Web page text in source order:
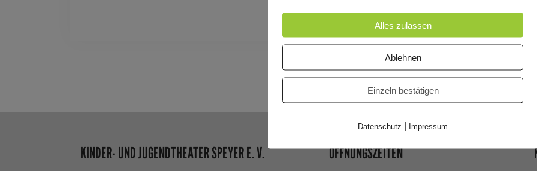
KINDER- UND JUGENDTHEATER SPEYER E. V. ÖFFNUNGSZEITEN
Alles zulassen
Ablehnen
Einzeln bestätigen
Datenschutz Impressum